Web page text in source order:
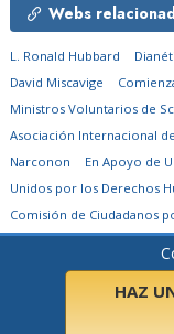
HAZ
Webs
L. Ronald Hubbard
David Miscavige
Ministros Voluntarios de
Asociación Internacional
Narconon
En Apoyo de
Unidos por los Derechos
Comisión de Ciudadanos
Church of
derechos reservados.